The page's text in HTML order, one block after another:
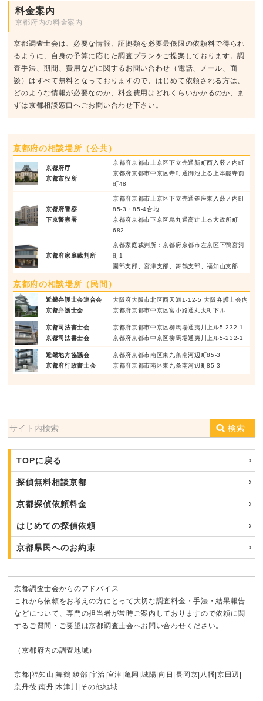
料金案内
京都府内の料金案内
京都調査士会は、必要な情報、証拠類を必要最低限の依頼料で得られ
るように、自身の予算に応じた調査プランをご提案しております。調
査手法、期間、費用などに関するお問い合わせ（電話、メール、面
談）はすべて無料となっておりますので、はじめて依頼される方は、
どのような情報が必要なのか、料金費用はどれくらいかかるのか、ま
ずは京都相談窓口へごお問い合わせ下さい。
京都府の相談場所（公共）
京都府庁
京都市役所
京都府京都市上京区下立売通新町西入薮ノ内町
京都府京都市中京区寺町通御池上る上本能寺前
町48
京都府警察
下京警察署
京都府京都市上京区下立売通釜座東入藪ノ内町
85-3・85-4合地
京都府京都市下京区烏丸通高辻上る大政所町
682
京都府家庭裁判所
京都家庭裁判所：京都府京都市左京区下鴨宮河
町1
園部支部、宮津支部、舞鶴支部、福知山支部
京都府の相談場所（民間）
近畿弁護士会連合会
京都弁護士会
大阪府大阪市北区西天満1-12-5 大阪弁護士会内
京都府京都市中京区富小路通丸太町下ル
京都司法書士会
京都司法書士会
京都府京都市中京区柳馬場通夷川上ル5-232-1
京都府京都市中京区柳馬場通夷川上ル5-232-1
近畿地方協議会
京都府行政書士会
京都府京都市南区東九条南河辺町85-3
京都府京都市南区東九条南河辺町85-3
検索
TOPに戻る
探偵無料相談京都
京都探偵依頼料金
はじめての探偵依頼
京都県民へのお約束
京都調査士会からのアドバイス
これから依頼をお考えの方にとって大切な調査料金・手法・結果報告
などについて、専門の担当者が常時ご案内しておりますので依頼に関
するご質問・ご要望は京都調査士会へお問い合わせください。
（京都府内の調査地域）
京都|福知山 |舞鶴|綾部|宇治|宮津|亀岡 |城陽|向日 |長岡京| 八幡|京田辺 |
京丹後 |南丹|木津川 |その他地域